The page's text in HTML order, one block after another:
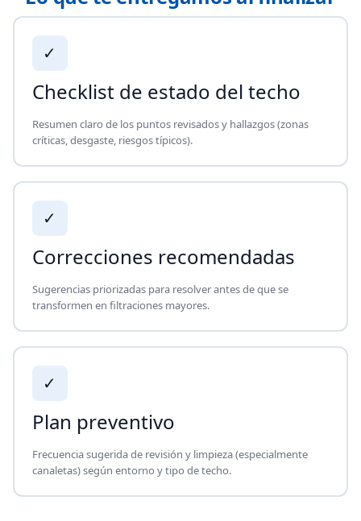
✓
Checklist de estado del techo
Resumen claro de los puntos revisados y hallazgos (zonas
críticas, desgaste, riesgos típicos).
✓
Correcciones recomendadas
Sugerencias priorizadas para resolver antes de que se
transformen en filtraciones mayores.
✓
Plan preventivo
Frecuencia sugerida de revisión y limpieza (especialmente
canaletas) según entorno y tipo de techo.